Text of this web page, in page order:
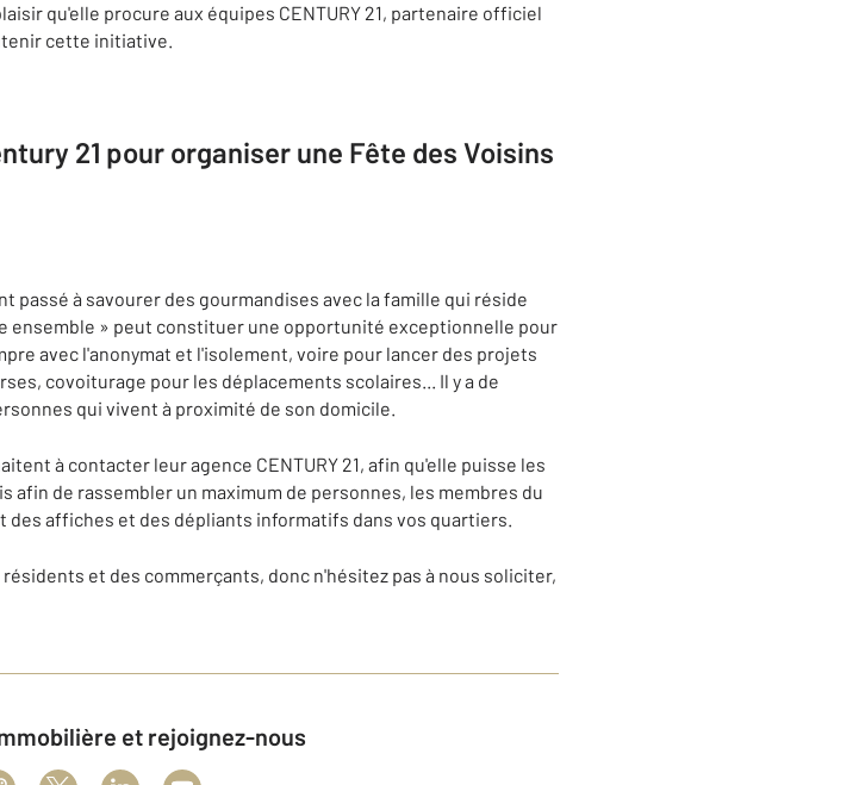
qu'elle procure aux équipes CENTURY 21, partenaire officiel
cette initiative.
21 pour organiser une Fête des Voisins
passé à savourer des gourmandises avec la famille qui réside
ensemble » peut constituer une opportunité exceptionnelle pour
avec l'anonymat et l'isolement, voire pour lancer des projets
covoiturage pour les déplacements scolaires... Il y a de
qui vivent à proximité de son domicile.
à contacter leur agence CENTURY 21, afin qu'elle puisse les
afin de rassembler un maximum de personnes, les membres du
affiches et des dépliants informatifs dans vos quartiers.
et des commerçants, donc n'hésitez pas à nous soliciter,
et rejoignez-nous